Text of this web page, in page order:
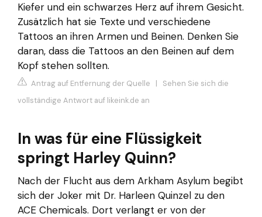
Kiefer und ein schwarzes Herz auf ihrem Gesicht.
Zusätzlich hat sie Texte und verschiedene
Tattoos an ihren Armen und Beinen. Denken Sie
daran, dass die Tattoos an den Beinen auf dem
Kopf stehen sollten.
Antrag auf Entfernung der Quelle | Sehen Sie sich die
vollständige Antwort auf likeink.de an
In was für eine Flüssigkeit
springt Harley Quinn?
Nach der Flucht aus dem Arkham Asylum begibt
sich der Joker mit Dr. Harleen Quinzel zu den
ACE Chemicals. Dort verlangt er von der